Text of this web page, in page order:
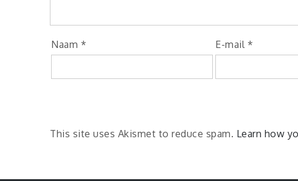
Naam * E-mail *
This site uses Akismet to reduce spam. Learn how